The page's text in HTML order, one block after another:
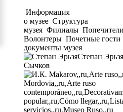
Информация
о музее Структура
музея Филиалы
Волонтеры Почетные гости
документы музея
Степан Эрьзя
Сычков